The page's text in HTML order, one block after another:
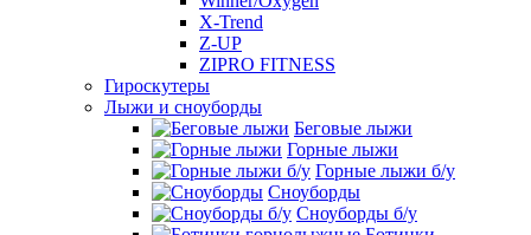
X-Trend
Z-UP
ZIPRO FITNESS
Гироскутеры
Лыжи и сноуборды
Беговые лыжи
Горные лыжи
Горные лыжи б/у
Сноуборды
Сноуборды б/у